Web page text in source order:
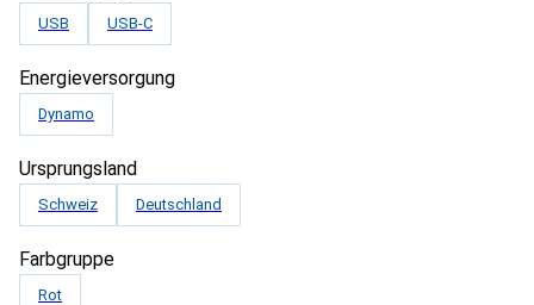
USB USB-C
Energieversorgung
Dynamo
Ursprungsland
Schweiz Deutschland
Farbgruppe
Rot